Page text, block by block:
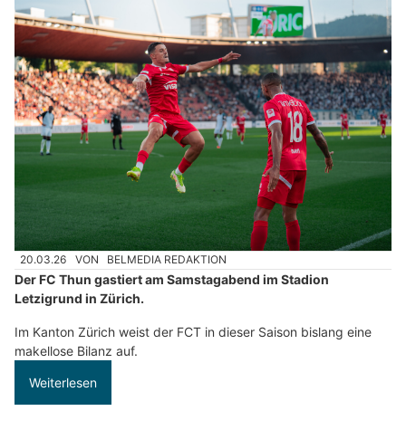
20.03.26 VON BELMEDIA REDAKTION
Der FC Thun gastiert am Samstagabend im Stadion
Letzigrund in Zürich.
Im Kanton Zürich weist der FCT in dieser Saison bislang eine
makellose Bilanz auf.
Weiterlesen